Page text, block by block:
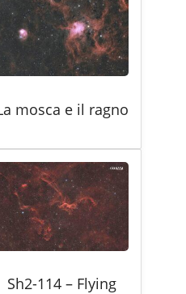
mosca e il ragno
Sh2-114 – Flying